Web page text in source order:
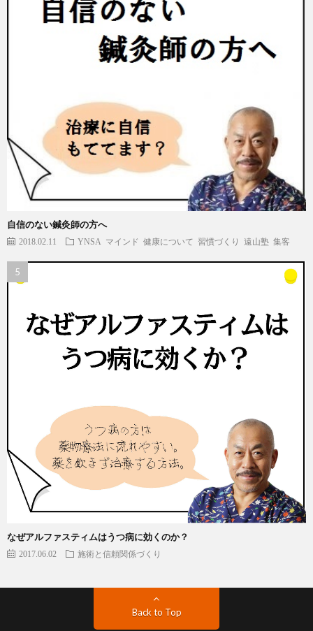
自信のない鍼灸師の方へ
2018.02.11 YNSA マインド 健康について 習慣づくり 遠山塾 集客
なぜアルファスティムはうつ病に効くのか？
2017.06.02 施術と信頼関係づくり
Back to Top